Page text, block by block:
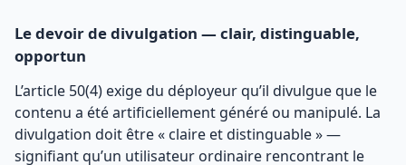
Le devoir de divulgation — clair, distinguable,
opportun
L’article 50(4) exige du déployeur qu’il divulgue que le
contenu a été artificiellement généré ou manipulé. La
divulgation doit être « claire et distinguable » —
signifiant qu’un utilisateur ordinaire rencontrant le